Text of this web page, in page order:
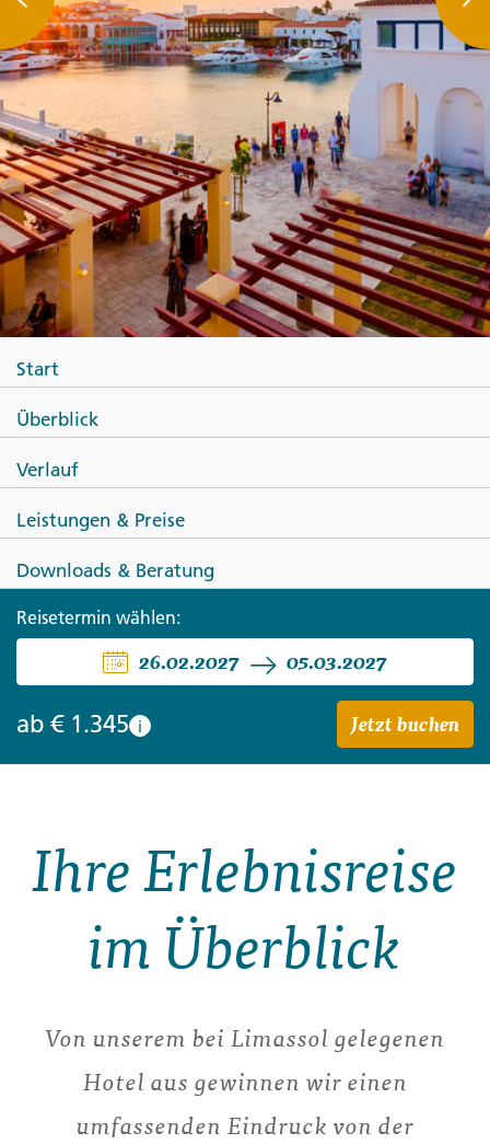
Zypern zum Kennenlernen
Start
Überblick
Verlauf
Leistungen & Preise
Downloads & Beratung
Reisetermin wählen:
26.02.2027 05.03.2027
ab € 1.345 i Jetzt buchen
Ihre Erlebnisreise
im Überblick
Von unserem bei Limassol gelegenen
Hotel aus gewinnen wir einen
umfassenden Eindruck von der